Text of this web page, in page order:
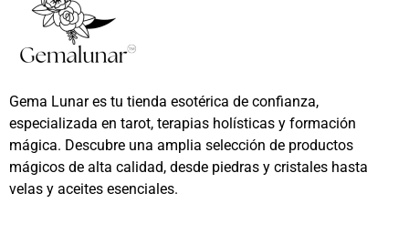
Gema Lunar es tu tienda esotérica de confianza,
especializada en tarot, terapias holísticas y formación
mágica. Descubre una amplia selección de productos
mágicos de alta calidad, desde piedras y cristales hasta
velas y aceites esenciales.